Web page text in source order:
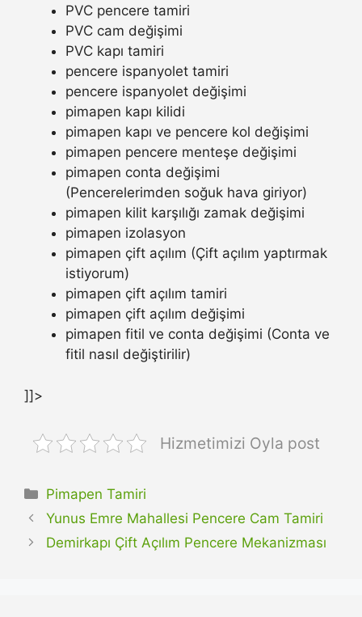
PVC pencere tamiri
PVC cam değişimi
PVC kapı tamiri
pencere ispanyolet tamiri
pencere ispanyolet değişimi
pimapen kapı kilidi
pimapen kapı ve pencere kol değişimi
pimapen pencere menteşe değişimi
pimapen conta değişimi
(Pencerelerimden soğuk hava giriyor)
pimapen kilit karşılığı zamak değişimi
pimapen izolasyon
pimapen çift açılım (Çift açılım yaptırmak
istiyorum)
pimapen çift açılım tamiri
pimapen çift açılım değişimi
pimapen fitil ve conta değişimi (Conta ve
fitil nasıl değiştirilir)
]]>
Hizmetimizi Oyla post
Kategoriler
Pimapen Tamiri
Yunus Emre Mahallesi Pencere Cam Tamiri
Demirkapı Çift Açılım Pencere Mekanizması